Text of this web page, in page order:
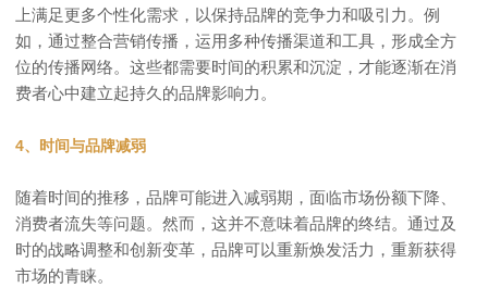
上满足更多个性化需求，以保持品牌的竞争力和吸引力。例
如，通过整合营销传播，运用多种传播渠道和工具，形成全方
位的传播网络。这些都需要时间的积累和沉淀，才能逐渐在消
费者心中建立起持久的品牌影响力。
4、时间与品牌减弱
随着时间的推移，品牌可能进入减弱期，面临市场份额下降、
消费者流失等问题。然而，这并不意味着品牌的终结。通过及
时的战略调整和创新变革，品牌可以重新焕发活力，重新获得
市场的青睐。